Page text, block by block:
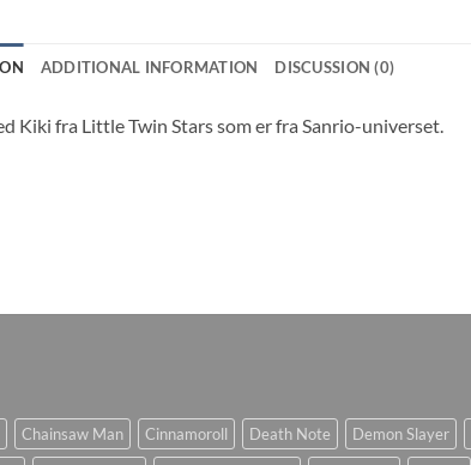
ADDITIONAL INFORMATION DISCUSSION (0)
Kiki fra Little Twin Stars som er fra Sanrio-universet.
Chainsaw Man Cinnamoroll Death Note Demon Slayer